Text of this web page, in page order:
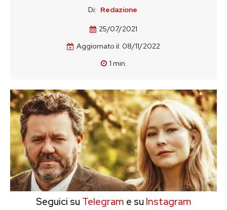
Di: Redazione
25/07/2021
Aggiornato il: 08/11/2022
1 min.
Seguici su Telegram e su Instagram